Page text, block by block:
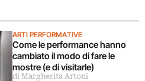
ARTI PERFORMATIVE
Come le performance hanno
cambiato il modo di fare le
mostre (e di visitarle)
di Margherita Artoni